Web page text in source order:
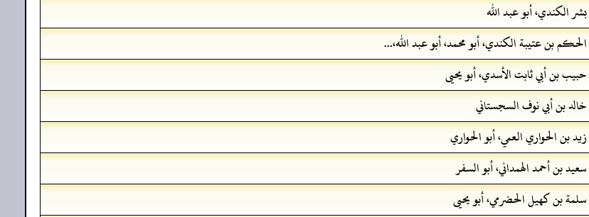
بشر الكندي، أبو عبد الله
الحكم بن عتيبة الكندي، أبو محمد، أبو عبد الله،...
حبيب بن أبي ثابت الأسدي، أبو يحيى
خالد بن أبي نوف السجستاني
زيد بن الحواري العمي، أبو الحواري
سعيد بن أحمد الهمداني، أبو السفر
سلمة بن كهيل الحضرمي، أبو يحيى